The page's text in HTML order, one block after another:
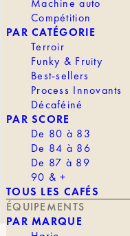
Machine auto
Compétition
PAR CATÉGORIE
Terroir
Funky & Fruity
Best-sellers
Process Innovants
Décaféiné
PAR SCORE
De 80 à 83
De 84 à 86
De 87 à 89
90 & +
TOUS LES CAFÉS
ÉQUIPEMENTS
PAR MARQUE